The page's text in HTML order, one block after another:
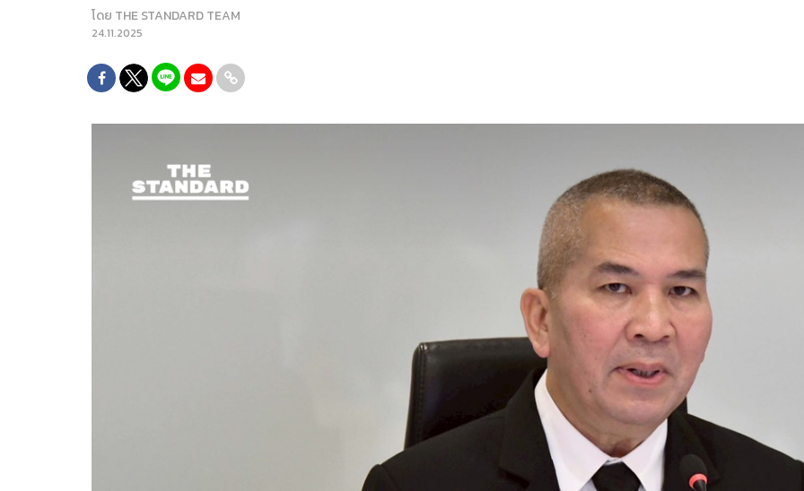
โดย THE STANDARD TEAM
24.11.2025